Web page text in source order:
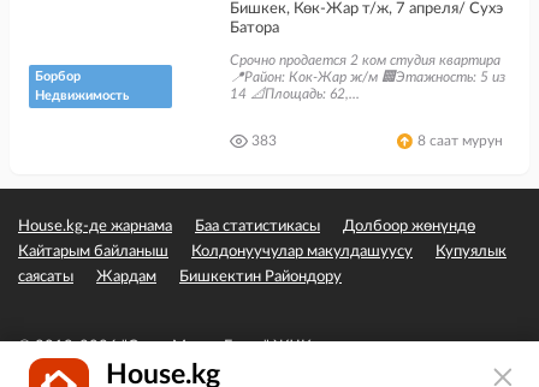
Борбор
Недвижимость
Бишкек, Көк-Жар т/ж, 7 апреля/ Сухэ
Батора
Срочно продается 2 ком студия квартира
📍Район: Кок-Жар ж/м 🏢Этажность: 5 из
14 📐Площадь: 62,...
383 8 саат мурун
House.kg-де жарнама Баа статистикасы
Долбоор жөнүндө
Кайтарым байланыш
Колдонуучулар макулдашуусу
Купуялык
саясаты
Жардам Бишкектин Райондору
© 2019-2026 "Сэвэн Медиа Групп" ЖЧК
House.kg